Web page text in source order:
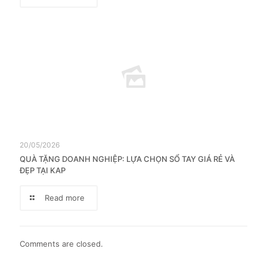
20/05/2026
QUÀ TẶNG DOANH NGHIỆP: LỰA CHỌN SỔ TAY GIÁ RẺ VÀ
ĐẸP TẠI KAP
Read more
Comments are closed.